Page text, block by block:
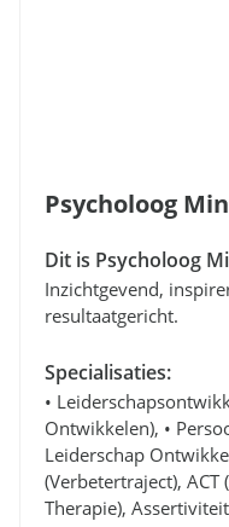
Psycholoog
Dit is Psycholoog
Inzichtgevend,
resultaatgericht.
Specialisaties:
•
Ontwikkelen), •
Leiderschap
(verbetertraject),
Therapie),